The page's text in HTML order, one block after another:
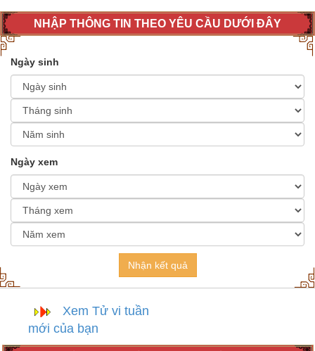
NHẬP THÔNG TIN THEO YÊU CẦU DƯỚI ĐÂY
Ngày sinh
Ngày xem
Nhận kết quả
Xem Tử vi tuần
mới của bạn